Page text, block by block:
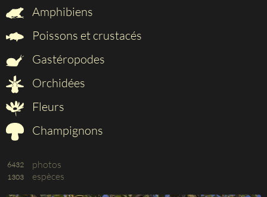
Amphibiens
Poissons et crustacés
Gastéropodes
Orchidées
Fleurs
Champignons
6432 photos
1303 espèces